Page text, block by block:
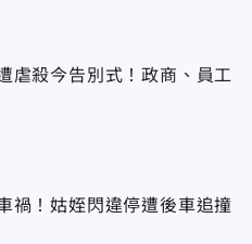
虐殺今告別式！政商、員工
禍！姑姪閃違停遭後車追撞